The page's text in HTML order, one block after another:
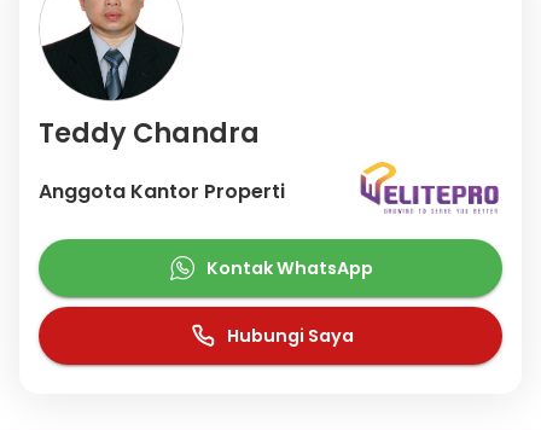
Teddy Chandra
Anggota Kantor Properti
Kontak WhatsApp
Hubungi Saya